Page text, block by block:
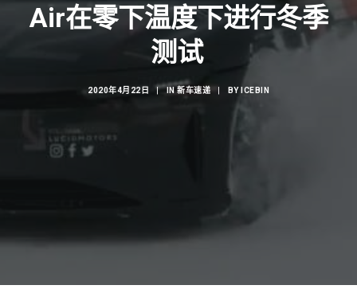
Search
Air在零下温度下进行冬季
测试
2020年4月22日 | IN 新车速递 BY ICEBIN